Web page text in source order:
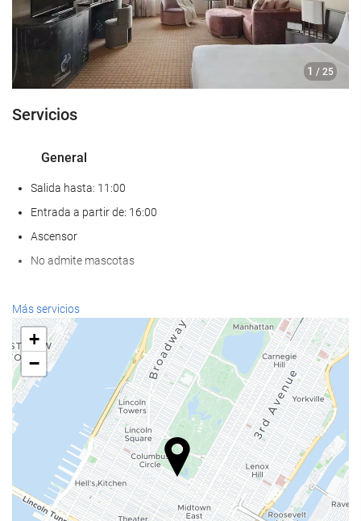
1 / 25
Servicios
General
Salida hasta: 11:00
Entrada a partir de: 16:00
Ascensor
No admite mascotas
Comida y bebida
Restaurante a la carta
Cafetera en zonas comunes
Servicios de recepción
Recepción 24 horas
Guardaequipaje
Más servicios
+
−